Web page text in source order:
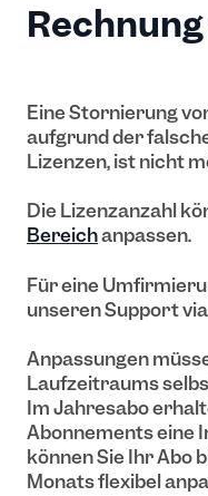
Eine Stornierung
aufgrund der
Lizenzen, ist nicht
Die Lizenzanzahl
Bereichanpassen.
Für eine
unseren Support
Anpassungen
Laufzeitraums
Im Jahresabo
Abonnements eine
können Sie Ihr Abo
Monats flexibel